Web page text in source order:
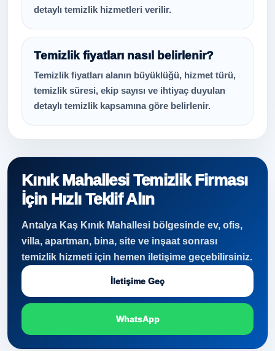
detaylı temizlik hizmetleri verilir.
Temizlik fiyatları nasıl belirlenir?
Temizlik fiyatları alanın büyüklüğü, hizmet türü,
temizlik süresi, ekip sayısı ve ihtiyaç duyulan
detaylı temizlik kapsamına göre belirlenir.
Kınık Mahallesi Temizlik Firması
İçin Hızlı Teklif Alın
Antalya Kaş Kınık Mahallesi bölgesinde ev, ofis,
villa, apartman, bina, site ve inşaat sonrası
temizlik hizmeti için hemen iletişime geçebilirsiniz.
İletişime Geç
WhatsApp